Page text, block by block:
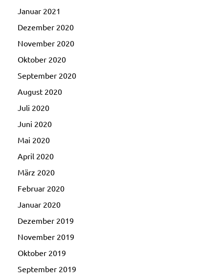
Januar 2021
Dezember 2020
November 2020
Oktober 2020
September 2020
August 2020
Juli 2020
Juni 2020
Mai 2020
April 2020
März 2020
Februar 2020
Januar 2020
Dezember 2019
November 2019
Oktober 2019
September 2019